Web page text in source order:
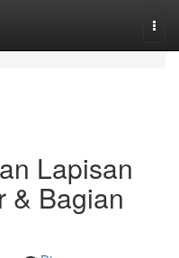
Lapisan
& Bagian